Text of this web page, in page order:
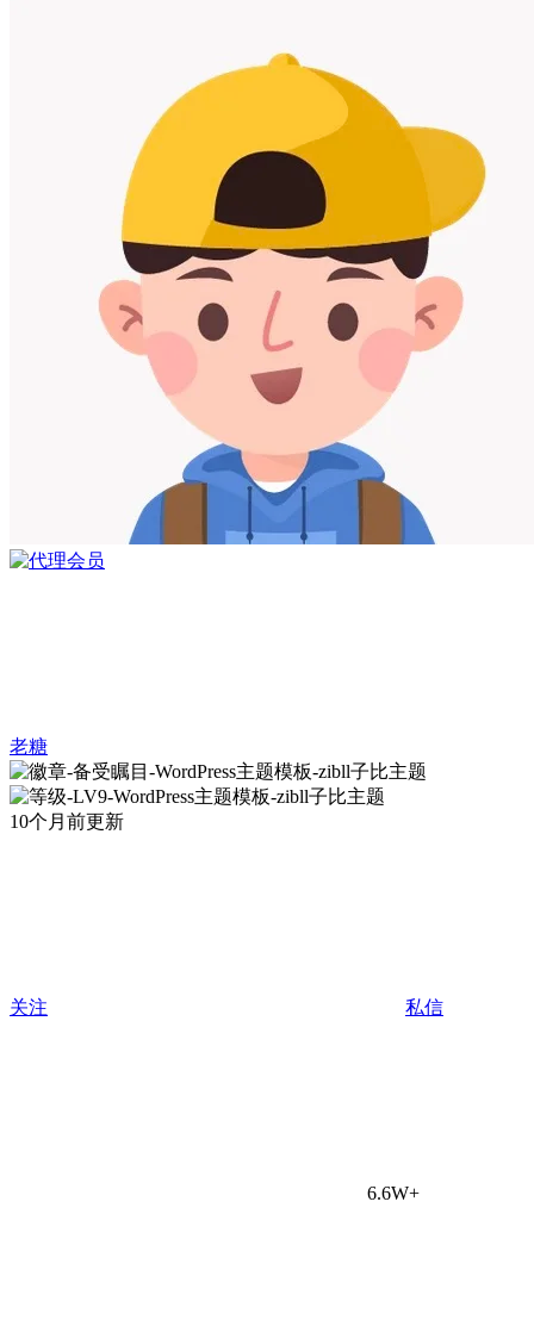
老糖
10个月前更新
关注 私信
6.6W+